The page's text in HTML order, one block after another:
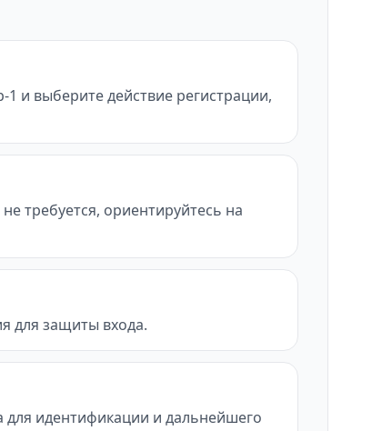
и выберите действие регистрации,
требуется, ориентируйтесь на
для защиты входа.
идентификации и дальнейшего